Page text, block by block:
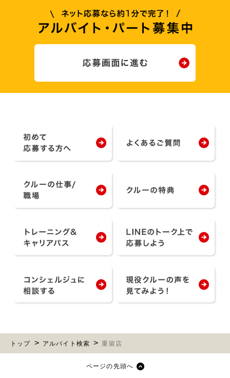
トップ アルバイト検索 重留店
ページの先頭へ